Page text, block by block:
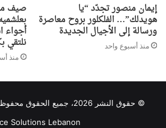
إيمان منصور تجدّد “يا
هويدلك”… الفلكلور بروح معاصرة
ورسالة إلى الأجيال الجديدة
منذ أسبوع واحد
صيف
أجواء
نلتقي
منذ
© حقوق النشر 2026، جميع الحقوق محفوظة |
Solutions Lebanon